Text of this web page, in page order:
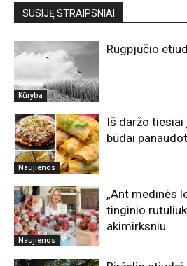
SUSIJĘ STRAIPSNIAI
Kūryba
Rugpjūčio
Naujienos
Iš daržo
būdai
Naujienos
„Ant medinės
tinginio
akimirksniu